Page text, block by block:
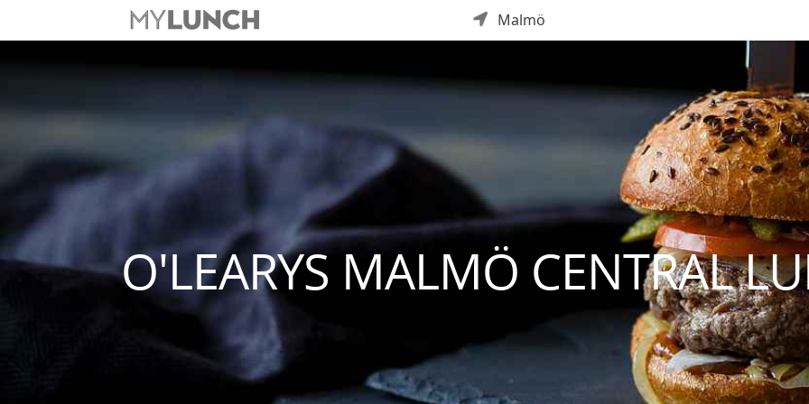
Malmö
O'LEARYS MALMÖ CENTRAL